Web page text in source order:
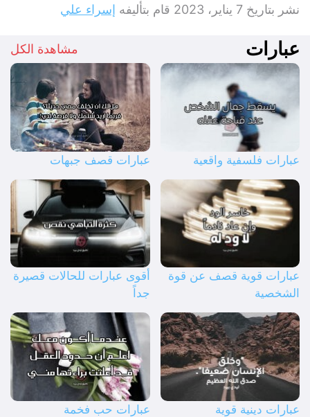
نشر بتاريخ 7 يناير، 2023 قام بتأليفه إسراء علي
عبارات مشاهدة الكل
عبارات فلسفية واقعية عبارات قصف جبهات
عبارات قوية قصف عن قوة
الشخصية
أقوى عبارات للحالات قصيرة
جداً
عبارات دينية قوية عبارات حب فخمة